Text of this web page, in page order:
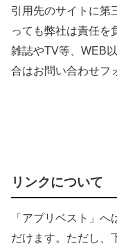
引用先のサイトに第
っても弊社は責任を
雑誌やTV等、WEB
合はお問い合わせフ
リンクについて
「アプリベスト」
だけます。ただし、